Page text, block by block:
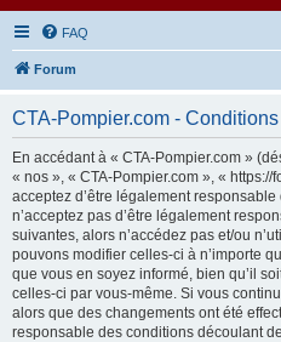
FAQ
Forum
CTA-Pompier.com - Conditions
En accédant à « CTA-Pompier.com »
« nos », « CTA-Pompier.com », «
acceptez d’être légalement
n’acceptez pas d’être légalement
suivantes, alors n’accédez pas et/ou
pouvons modifier celles-ci à n’importe
que vous en soyez informé, bien qu’il
celles-ci par vous-même. Si vous
alors que des changements ont été
responsable des conditions découlant